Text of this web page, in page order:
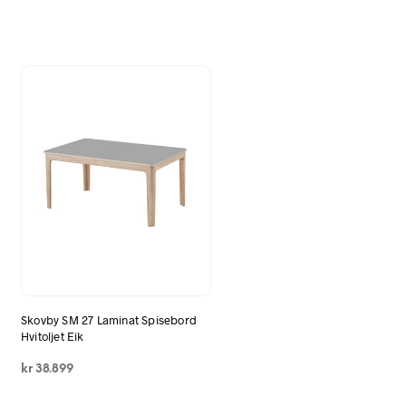
Skovby SM 27 Laminat Spisebord
Hvitoljet Eik
kr 38.899